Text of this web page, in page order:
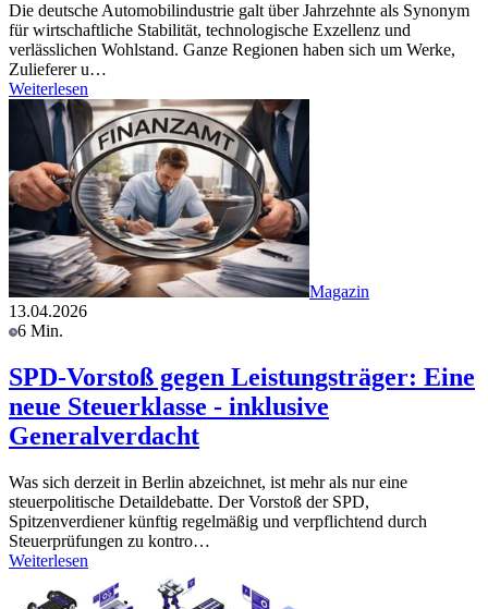
Die deutsche Automobilindustrie galt über Jahrzehnte als Synonym
für wirtschaftliche Stabilität, technologische Exzellenz und
verlässlichen Wohlstand. Ganze Regionen haben sich um Werke,
Zulieferer u…
Weiterlesen
Magazin
13.04.2026
6 Min.
SPD-Vorstoß gegen Leistungsträger: Eine
neue Steuerklasse - inklusive
Generalverdacht
Was sich derzeit in Berlin abzeichnet, ist mehr als nur eine
steuerpolitische Detaildebatte. Der Vorstoß der SPD,
Spitzenverdiener künftig regelmäßig und verpflichtend durch
Steuerprüfungen zu kontro…
Weiterlesen